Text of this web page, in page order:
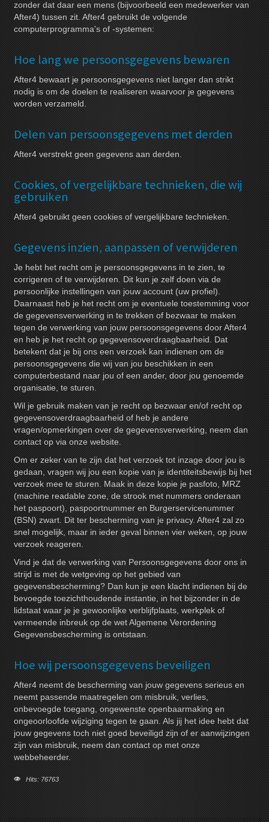
zonder dat daar een mens (bijvoorbeeld een medewerker van
After4) tussen zit. After4 gebruikt de volgende
computerprogramma's of -systemen:
Hoe lang we persoonsgegevens bewaren
After4 bewaart je persoonsgegevens niet langer dan strikt
nodig is om de doelen te realiseren waarvoor je gegevens
worden verzameld.
Delen van persoonsgegevens met derden
After4 verstrekt geen gegevens aan derden.
Cookies, of vergelijkbare technieken, die wij
gebruiken
After4 gebruikt geen cookies of vergelijkbare technieken.
Gegevens inzien, aanpassen of verwijderen
Je hebt het recht om je persoonsgegevens in te zien, te
corrigeren of te verwijderen. Dit kun je zelf doen via de
persoonlijke instellingen van jouw account (uw profiel).
Daarnaast heb je het recht om je eventuele toestemming voor
de gegevensverwerking in te trekken of bezwaar te maken
tegen de verwerking van jouw persoonsgegevens door After4
en heb je het recht op gegevensoverdraagbaarheid. Dat
betekent dat je bij ons een verzoek kan indienen om de
persoonsgegevens die wij van jou beschikken in een
computerbestand naar jou of een ander, door jou genoemde
organisatie, te sturen.
Wil je gebruik maken van je recht op bezwaar en/of recht op
gegevensoverdraagbaarheid of heb je andere
vragen/opmerkingen over de gegevensverwerking, neem dan
contact op via onze website.
Om er zeker van te zijn dat het verzoek tot inzage door jou is
gedaan, vragen wij jou een kopie van je identiteitsbewijs bij het
verzoek mee te sturen. Maak in deze kopie je pasfoto, MRZ
(machine readable zone, de strook met nummers onderaan
het paspoort), paspoortnummer en Burgerservicenummer
(BSN) zwart. Dit ter bescherming van je privacy. After4 zal zo
snel mogelijk, maar in ieder geval binnen vier weken, op jouw
verzoek reageren.
Vind je dat de verwerking van Persoonsgegevens door ons in
strijd is met de wetgeving op het gebied van
gegevensbescherming? Dan kun je een klacht indienen bij de
bevoegde toezichthoudende instantie, in het bijzonder in de
lidstaat waar je je gewoonlijke verblijfplaats, werkplek of
vermeende inbreuk op de wet Algemene Verordening
Gegevensbescherming is ontstaan.
Hoe wij persoonsgegevens beveiligen
After4 neemt de bescherming van jouw gegevens serieus en
neemt passende maatregelen om misbruik, verlies,
onbevoegde toegang, ongewenste openbaarmaking en
ongeoorloofde wijziging tegen te gaan. Als jij het idee hebt dat
jouw gegevens toch niet goed beveiligd zijn of er aanwijzingen
zijn van misbruik, neem dan contact op met onze
webbeheerder.
Hits: 76763